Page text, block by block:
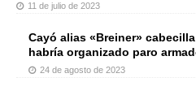
11 de julio de 2023
Cayó alias «Breiner»
habría organizado paro
24 de agosto de 2023